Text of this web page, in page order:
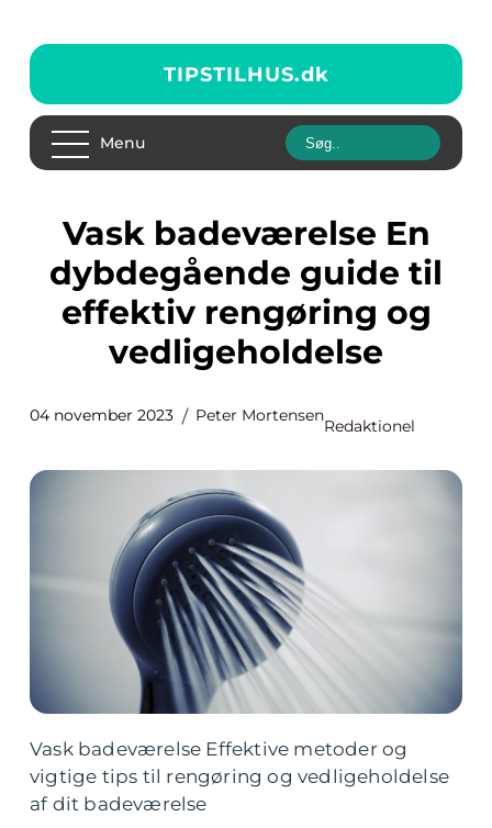
TIPSTILHUS.dk
Menu
Vask badeværelse En
dybdegående guide til
effektiv rengøring og
vedligeholdelse
04 november 2023 Peter Mortensen
Redaktionel
Vask badeværelse Effektive metoder og
vigtige tips til rengøring og vedligeholdelse
af dit badeværelse